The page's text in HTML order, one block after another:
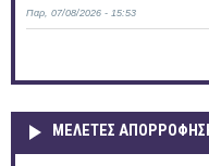
Παρ, 07/08/2026 - 15:53
ΜΕΛΕΤΕΣ